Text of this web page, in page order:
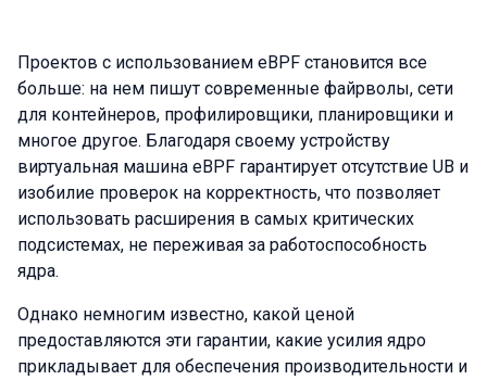
Проектов с использованием eBPF становится все
больше: на нем пишут современные файрволы, сети
для контейнеров, профилировщики, планировщики и
многое другое. Благодаря своему устройству
виртуальная машина eBPF гарантирует отсутствие UB и
изобилие проверок на корректность, что позволяет
использовать расширения в самых критических
подсистемах, не переживая за работоспособность
ядра.
Однако немногим известно, какой ценой
предоставляются эти гарантии, какие усилия ядро
прикладывает для обеспечения производительности и